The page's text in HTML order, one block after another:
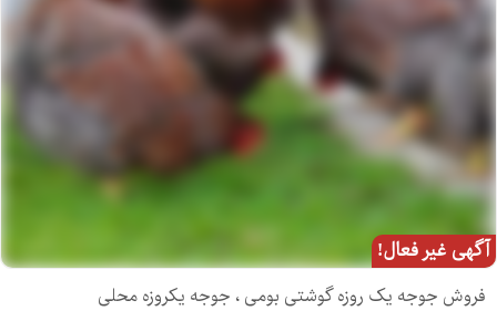
آگهی غیر فعال!
فروش جوجه یک روزه گوشتی بومی ، جوجه یکروزه محلی